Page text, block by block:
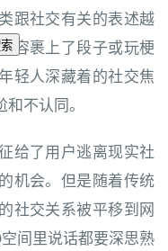
跟社交有关的表述越
容裹上了段子或玩梗
轻人深藏着的社交焦
不认同。
给了用户逃离现实社
机会。但是随着传统
社交关系被平移到网
间里说话都要深思熟